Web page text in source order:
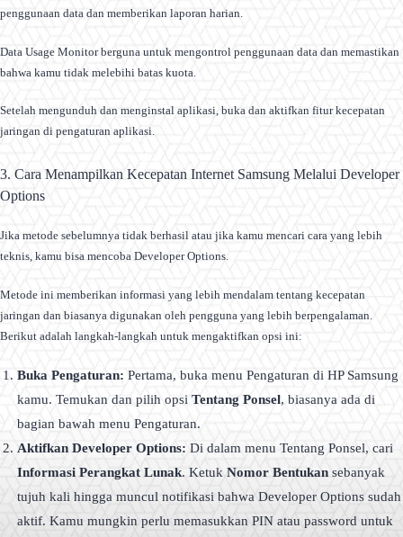
penggunaan data dan memberikan laporan harian.
Data Usage Monitor berguna untuk mengontrol penggunaan data dan memastikan
bahwa kamu tidak melebihi batas kuota.
Setelah mengunduh dan menginstal aplikasi, buka dan aktifkan fitur kecepatan
jaringan di pengaturan aplikasi.
3. Cara Menampilkan Kecepatan Internet Samsung Melalui Developer
Options
Jika metode sebelumnya tidak berhasil atau jika kamu mencari cara yang lebih
teknis, kamu bisa mencoba Developer Options.
Metode ini memberikan informasi yang lebih mendalam tentang kecepatan
jaringan dan biasanya digunakan oleh pengguna yang lebih berpengalaman.
Berikut adalah langkah-langkah untuk mengaktifkan opsi ini:
Buka Pengaturan: Pertama, buka menu Pengaturan di HP Samsung
kamu. Temukan dan pilih opsiTentang Ponsel, biasanya ada di
bagian bawah menu Pengaturan.
Aktifkan Developer Options: Di dalam menu Tentang Ponsel, cari
Informasi Perangkat Lunak. KetukNomor Bentukan sebanyak
tujuh kali hingga muncul notifikasi bahwa Developer Options sudah
aktif. Kamu mungkin perlu memasukkan PIN atau password untuk